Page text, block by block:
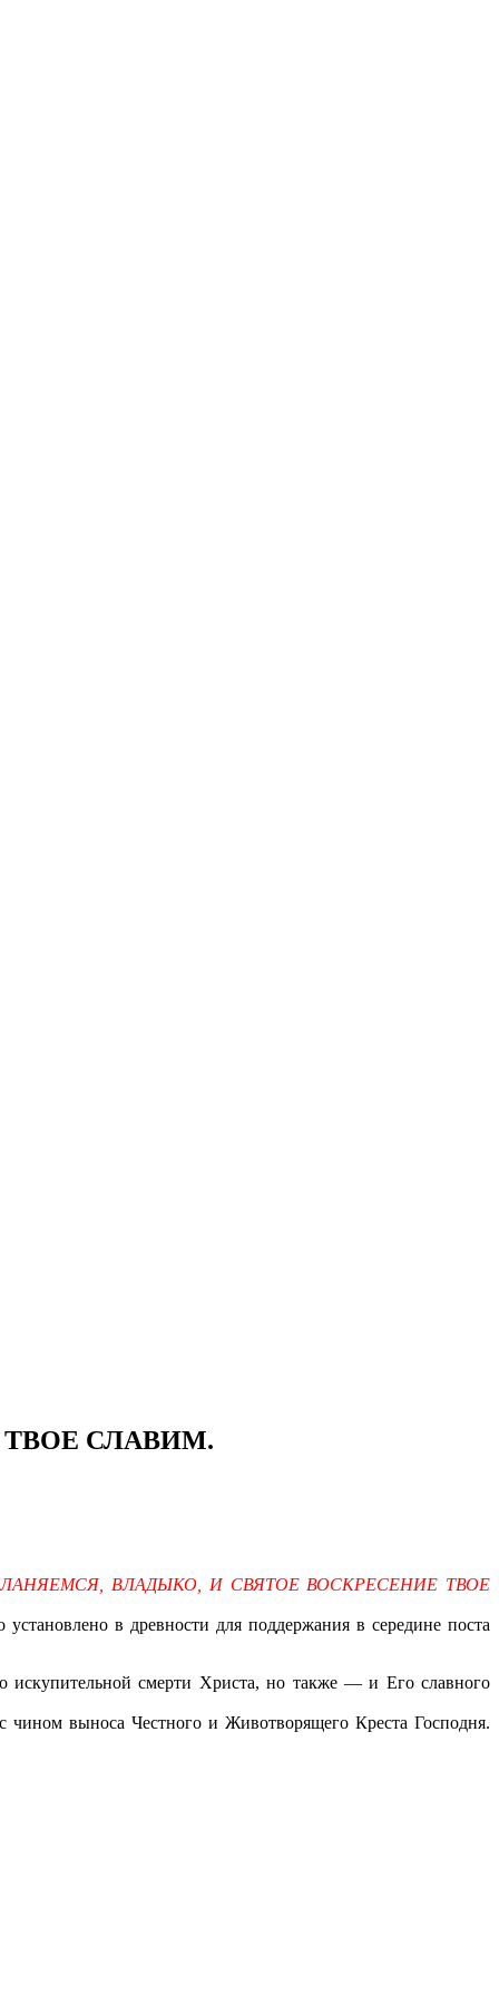
СЛАВИМ.
ВЛАДЫКО, И СВЯТОЕ ВОСКРЕСЕНИЕ ТВОЕ
в древности для поддержания в середине поста
искупительной смерти Христа, но также — и Его славного
выноса Честного и Животворящего Креста Господня.